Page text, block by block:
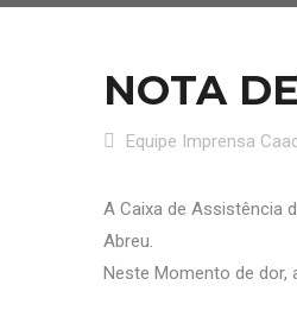
NOTA
Equipe Imprensa
A Caixa de Assistência
Abreu.
Neste Momento de dor,